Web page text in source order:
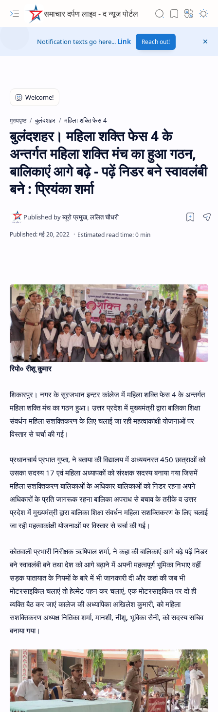
समाचार दर्पण लाइव - द न्यूज पोर्टल
Hidden Menu
Hidden Menu
Notification texts go here... Link Reach out!
मुख्यपृष्ठ बुलंदशहर महिला शक्ति फेस 4
बुलंदशहर। महिला शक्ति फेस 4 के
अन्तर्गत महिला शक्ति मंच का हुआ गठन,
बालिकाएं आगे बढ़े - पढ़ें निडर बने स्वावलंबी
बने : प्रियंका शर्मा
रिपो० रीशू कुमार
शिकारपुर। नगर के सूरजभान इन्टर कांलेज में महिला शक्ति फेस 4 के अन्तर्गत
महिला शक्ति मंच का गठन हुआ। उत्तर प्रदेश में मुख्यमंत्री द्वारा बालिका शिक्षा
संवर्धन महिला सशक्तिकरण के लिए चलाई जा रही महत्वाकांक्षी योजनाओं पर
विस्तार से चर्चा की गई।
प्रधानचार्य प्रभात गुप्ता, ने बताया की विद्यालय में अध्ययनरत 450 छात्राओं को
उसका सदस्य 17 एवं महिला अध्यापकों को संरक्षक सदस्य बनाया गया जिसमें
महिला सशक्तिकरण बालिकाओं के अधिकार बालिकाओं को निडर रहना अपने
अधिकारों के प्रति जागरूक रहना बालिका अपराध से बचाव के तरीके व उत्तर
प्रदेश में मुख्यमंत्री द्वारा बालिका शिक्षा संवर्धन महिला सशक्तिकरण के लिए चलाई
जा रही महत्वाकांक्षी योजनाओं पर विस्तार से चर्चा की गई।
कोतवाली प्रभारी निरीक्षक ऋषिपाल शर्मा, ने कहा की बालिकाएं आगे बढ़े पढ़ें निडर
बने स्वावलंबी बने तथा देश को आगे बढ़ाने में अपनी महत्वपूर्ण भूमिका निभाए वहीं
सड़क यातायात के नियमों के बारे में भी जानकारी दी और कहां की जब भी
मोटरसाइकिल चलाएं तो हेल्मेट पहन कर चलाएं, एक मोटरसाइकिल पर दो ही
व्यक्ति बैठ कर जाएं कालेज की अध्यापिका अखिलेश कुमारी, को महिला
सशक्तिकरण अध्यक्ष नितिका शर्मा, मानशी, नीशू, भूविका सैनी, को सदस्य सचिव
बनाया गया।